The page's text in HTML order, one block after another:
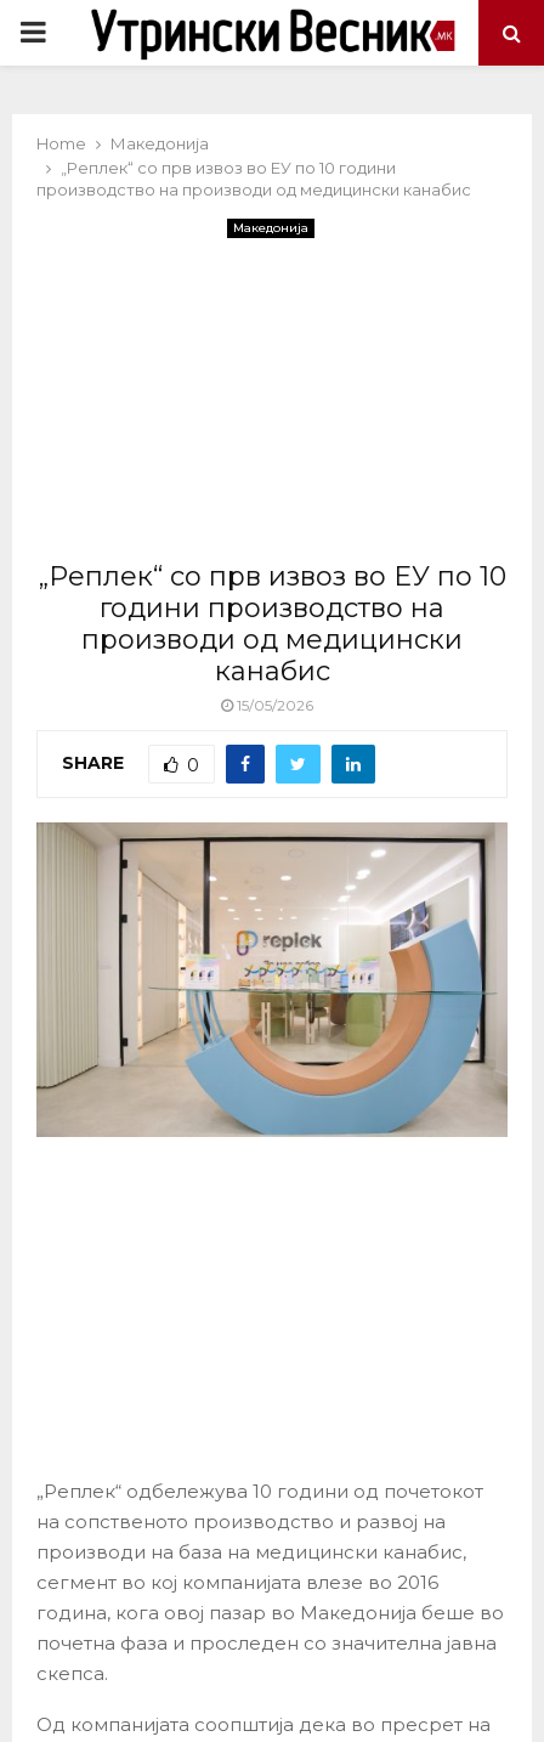
PRIMARY
Home
Македонија
„Реплек“ со прв извоз во ЕУ по 10 години
производство на производи од медицински канабис
Македонија
„Реплек“ со прв извоз во ЕУ по 10
години производство на
производи од медицински
канабис
15/05/2026
SHARE 0
„Реплек“ одбележува 10 години од почетокот
на сопственото производство и развој на
производи на база на медицински канабис,
сегмент во кој компанијата влезе во 2016
година, кога овој пазар во Македонија беше во
почетна фаза и проследен со значителна јавна
скепса.
Од компанијата соопштија дека во пресрет на